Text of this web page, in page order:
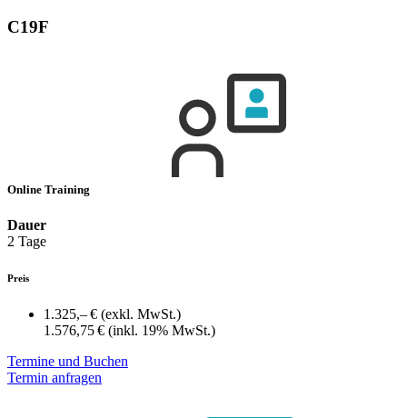
C19F
Online Training
Dauer
2 Tage
Preis
1.325,– € (exkl. MwSt.)
1.576,75 € (inkl. 19% MwSt.)
Termine und Buchen
Termin anfragen